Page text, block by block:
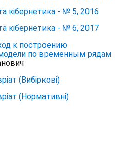
кібернетика - № 5, 2016
кібернетика - № 6, 2017
к построению
по временным рядам
(Вибіркові)
(Нормативні)